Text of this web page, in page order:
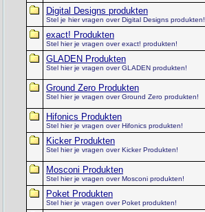
Digital Designs produkten
Stel je hier vragen over Digital Designs produkten!
exact! Produkten
Stel hier je vragen over exact! produkten!
GLADEN Produkten
Stel hier je vragen over GLADEN produkten!
Ground Zero Produkten
Stel hier je vragen over Ground Zero produkten!
Hifonics Produkten
Stel hier je vragen over Hifonics produkten!
Kicker Produkten
Stel hier je vragen over Kicker Produkten!
Mosconi Produkten
Stel hier je vragen over Mosconi produkten!
Poket Produkten
Stel hier je vragen over Poket produkten!